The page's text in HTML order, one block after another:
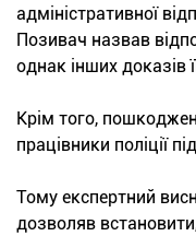
адміністративної
Позивач назвав
однак інших доказів
Крім того,
працівники поліції
Тому експертний
дозволяв